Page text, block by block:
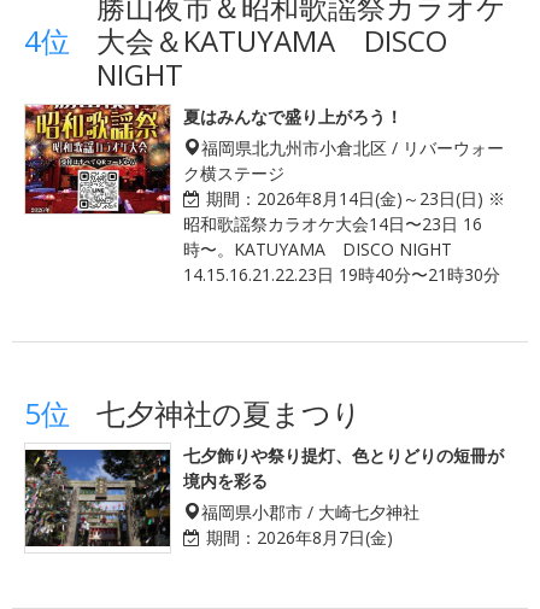
4位
大会＆KATUYAMA DISCO
NIGHT
夏はみんなで盛り上がろう！
福岡県北九州市小倉北区 / リバーウォー
ク横ステージ
期間： 2026年8月14日(金)～23日(日) ※
昭和歌謡祭カラオケ大会14日〜23日 16
時〜。KATUYAMA DISCO NIGHT
14.15.16.21.22.23日 19時40分〜21時30分
5位 七夕神社の夏まつり
七夕飾りや祭り提灯、色とりどりの短冊が
境内を彩る
福岡県小郡市 / 大崎七夕神社
期間： 2026年8月7日(金)